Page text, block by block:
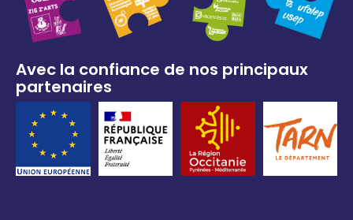
Avec la confiance de nos principaux
partenaires